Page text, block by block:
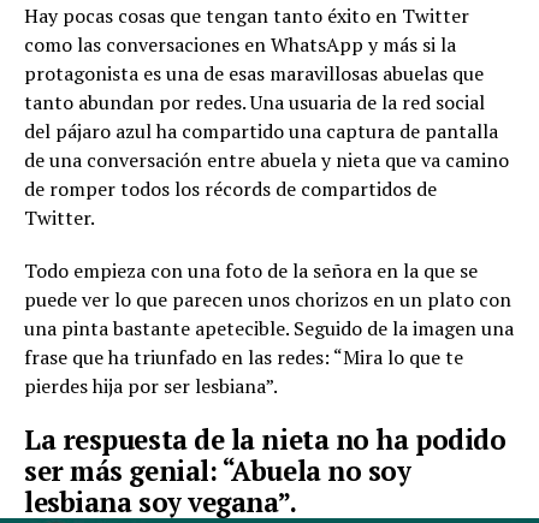
Hay pocas cosas que tengan tanto éxito en Twitter
como las conversaciones en WhatsApp y más si la
protagonista es una de esas maravillosas abuelas que
tanto abundan por redes. Una usuaria de la red social
del pájaro azul ha compartido una captura de pantalla
de una conversación entre abuela y nieta que va camino
de romper todos los récords de compartidos de
Twitter.
Todo empieza con una foto de la señora en la que se
puede ver lo que parecen unos chorizos en un plato con
una pinta bastante apetecible. Seguido de la imagen una
frase que ha triunfado en las redes: “Mira lo que te
pierdes hija por ser lesbiana”.
La respuesta de la nieta no ha podido
ser más genial: “Abuela no soy
lesbiana soy vegana”.